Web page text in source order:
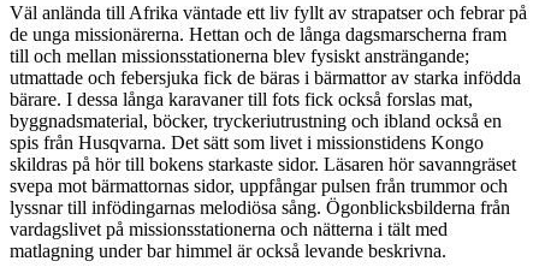
Väl anlända till Afrika väntade ett liv fyllt av strapatser och febrar på
de unga missionärerna. Hettan och de långa dagsmarscherna fram
till och mellan missionsstationerna blev fysiskt ansträngande;
utmattade och febersjuka fick de bäras i bärmattor av starka infödda
bärare. I dessa långa karavaner till fots fick också forslas mat,
byggnadsmaterial, böcker, tryckeriutrustning och ibland också en
spis från Husqvarna. Det sätt som livet i missionstidens Kongo
skildras på hör till bokens starkaste sidor. Läsaren hör savanngräset
svepa mot bärmattornas sidor, uppfångar pulsen från trummor och
lyssnar till infödingarnas melodiösa sång. Ögonblicksbilderna från
vardagslivet på missionsstationerna och nätterna i tält med
matlagning under bar himmel är också levande beskrivna.